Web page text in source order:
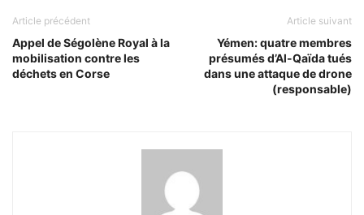
Article précédent
Appel de Ségolène Royal à la
mobilisation contre les
déchets en Corse
Article suivant
Yémen: quatre membres
présumés d’Al-Qaïda tués
dans une attaque de drone
(responsable)